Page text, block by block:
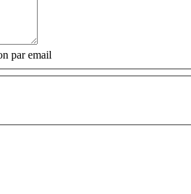
par email